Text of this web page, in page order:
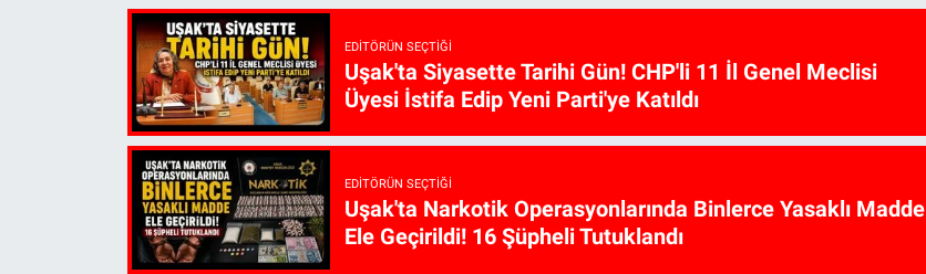
EDITÖRÜN SEÇTIĞI
Uşak'ta Siyasette Tarihi Gün! CHP'li 11 İl Genel Meclisi
Üyesi İstifa Edip Yeni Parti'ye Katıldı
EDITÖRÜN SEÇTIĞI
Uşak'ta Narkotik Operasyonlarında Binlerce Yasaklı Madde
Ele Geçirildi! 16 Şüpheli Tutuklandı